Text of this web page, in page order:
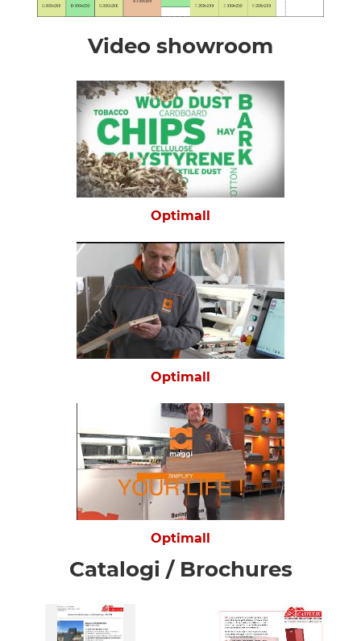
Video showroom
Optimall
Optimall
Optimall
Catalogi / Brochures